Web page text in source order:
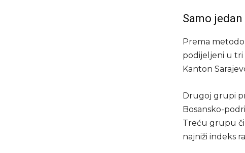
Samo
Prema
podijeljeni u tri
Kanton
Drugoj grupi
Bosansko-
Treću grupu
najniži indeks